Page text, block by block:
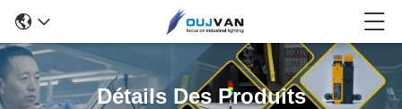
Détails Des Produits